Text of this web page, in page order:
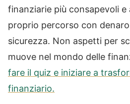
finanziarie più consapevoli
proprio percorso con
sicurezza. Non aspetti per
muove nel mondo delle
fare il quiz e iniziare a
finanziario.